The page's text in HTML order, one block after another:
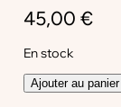
45,00 €
En stock
qAjouter au panier